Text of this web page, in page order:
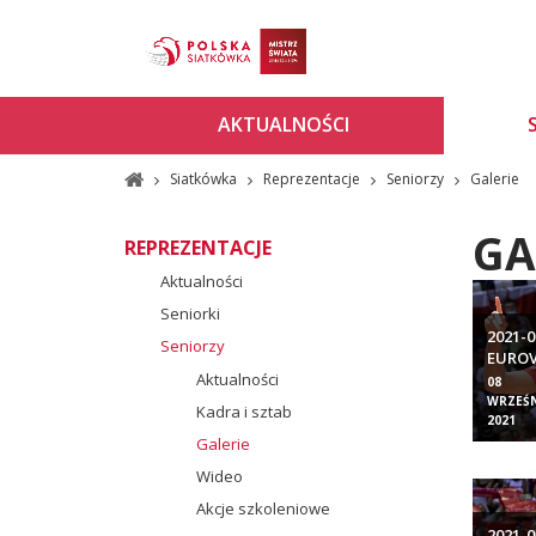
AKTUALNOŚCI
Siatkówka Reprezentacje Seniorzy Galerie
REPREZENTACJE
Aktualności
Seniorki
Seniorzy
Aktualności
Kadra i sztab
Galerie
Wideo
Akcje szkoleniowe
2021-
- UKR
08
2021